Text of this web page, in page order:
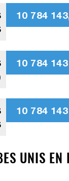
10 784
10 784
10 784
UNIS EN